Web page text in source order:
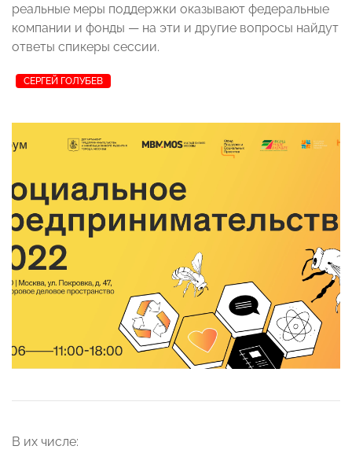
реальные меры поддержки оказывают федеральные
компании и фонды — на эти и другие вопросы найдут
ответы спикеры сессии.
СЕРГЕЙ ГОЛУБЕВ
В их числе: